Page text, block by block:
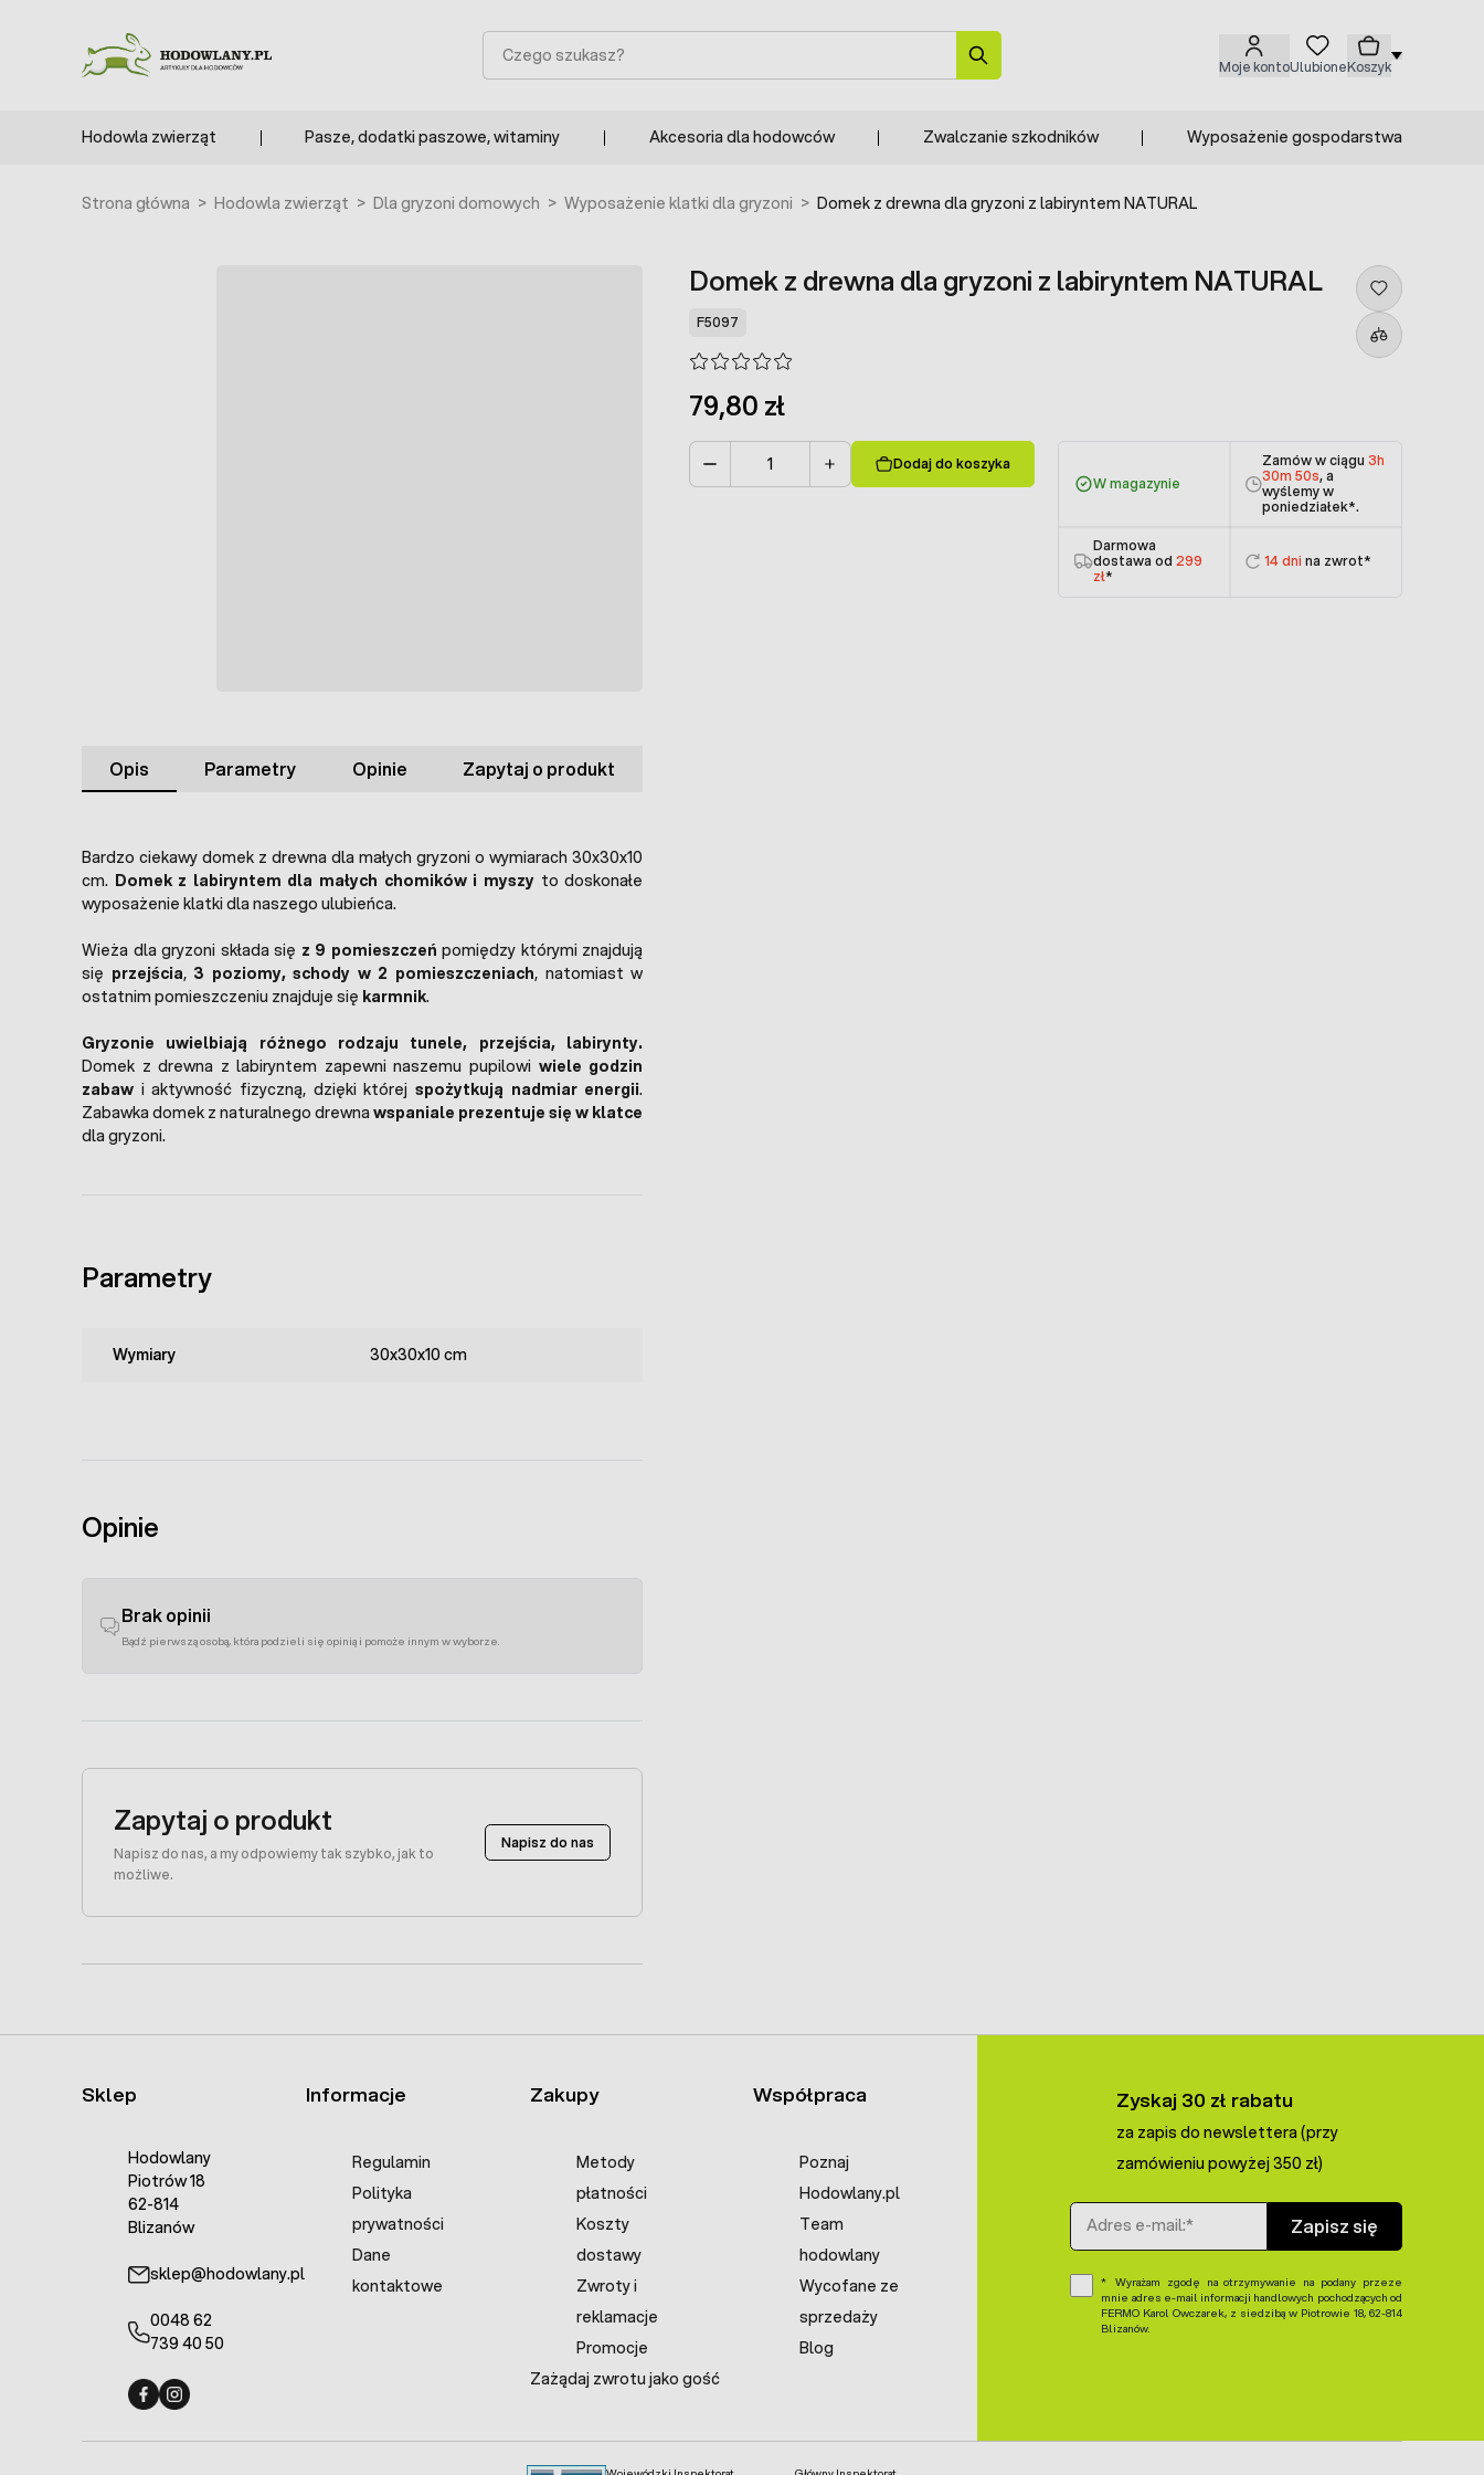
Moje kontoUlubioneKoszyk
Szukaj
Hodowla zwierząt Pasze, dodatki paszowe, witaminy Akcesoria dla hodowców Zwalczanie szkodników Wyposażenie gospodarstwa
Strona główna > Hodowla zwierząt > Dla gryzoni domowych > Wyposażenie klatki dla gryzoni > Domek z drewna dla gryzoni z labiryntem NATURAL
Domek z drewna dla gryzoni z labiryntem NATURAL
F5097
79,80 zł
Dodaj do koszyka
W magazynie
Zamów w ciągu 3h
30m 50s, a
wyślemy w
poniedziałek*.
Darmowa
dostawa od 299
zł*
14 dni na zwrot*
Opis Parametry Opinie Zapytaj o produkt
Bardzo ciekawy domek z drewna dla małych gryzoni o wymiarach 30x30x10
cm. Domek z labiryntem dla małych chomików i myszyto doskonałe
wyposażenie klatki dla naszego ulubieńca.
Wieża dla gryzoni składa się z 9 pomieszczeń pomiędzy którymi znajdują
się przejścia, 3 poziomy, schody w 2 pomieszczeniach, natomiast w
ostatnim pomieszczeniu znajduje się karmnik.
Gryzonie uwielbiają różnego rodzaju tunele, przejścia, labirynty.
Domek z drewna z labiryntem zapewni naszemu pupilowi wiele godzin
zabaw i aktywność fizyczną, dzięki której spożytkują nadmiar energii.
Zabawka domek z naturalnego drewnawspaniale prezentuje się w klatce
dla gryzoni.
Parametry
Wymiary 30x30x10 cm
Opinie
Brak opinii
Bądź pierwszą osobą, która podzieli się opinią i pomoże innym w wyborze.
Zapytaj o produkt
Napisz do nas, a my odpowiemy tak szybko, jak to
możliwe.
Napisz do nas
Sklep
Hodowlany
Piotrów 18
62-814
Blizanów
sklep@hodowlany.pl
0048 62
739 40 50
Informacje
Regulamin
Polityka
prywatności
Dane
kontaktowe
Zakupy
Metody
płatności
Koszty
dostawy
Zwroty i
reklamacje
Promocje
Zażądaj zwrotu jako gość
Współpraca
Poznaj
Hodowlany.pl
Team
hodowlany
Wycofane ze
sprzedaży
Blog
Zyskaj 30 zł rabatu
za zapis do newslettera (przy
zamówieniu powyżej 350 zł)
Adres e-mail
Zapisz się
Wyrażam zgodę na otrzymywanie na podany przeze
mnie adres e-mail informacji handlowych pochodzących od
FERMO Karol Owczarek, z siedzibą w Piotrowie 18, 62-814
Blizanów.